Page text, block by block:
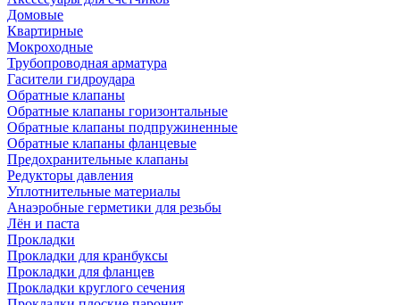
Домовые
Квартирные
Мокроходные
Трубопроводная арматура
Гасители гидроудара
Обратные клапаны
Обратные клапаны горизонтальные
Обратные клапаны подпружиненные
Обратные клапаны фланцевые
Предохранительные клапаны
Редукторы давления
Уплотнительные материалы
Анаэробные герметики для резьбы
Лён и паста
Прокладки
Прокладки для кранбуксы
Прокладки для фланцев
Прокладки круглого сечения